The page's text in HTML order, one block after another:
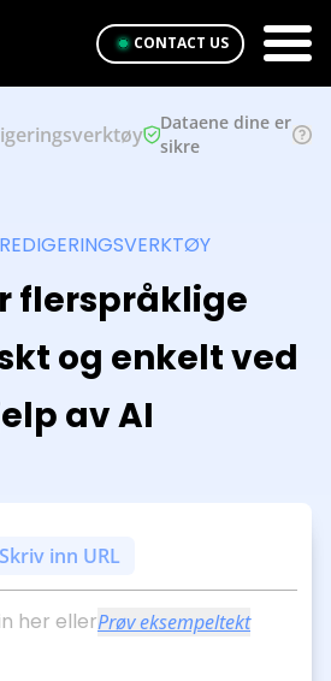
CONTACT US
Dataene dine er
sikre
flerspråklige
og enkelt ved
av AI
Skriv inn URL
her ellerPrøv eksempeltekt